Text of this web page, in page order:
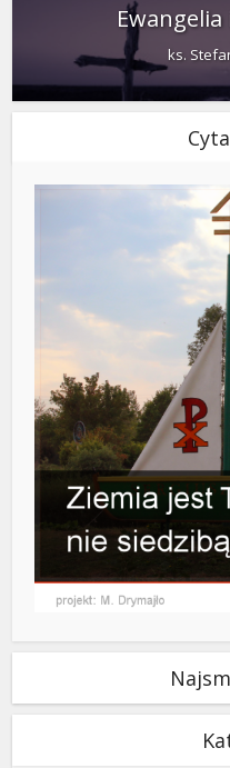
Ewangelia
ks.